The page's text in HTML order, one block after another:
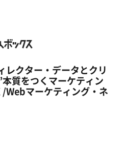
レクター・データとクリ
質をつくマーケティン
Webマーケティング・ネ